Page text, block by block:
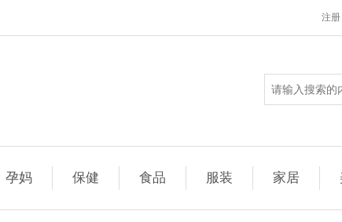
注册
孕妈 保健 食品 服装 家居